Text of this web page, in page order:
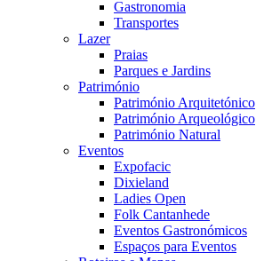
Gastronomia
Transportes
Lazer
Praias
Parques e Jardins
Património
Património Arquitetónico
Património Arqueológico
Património Natural
Eventos
Expofacic
Dixieland
Ladies Open
Folk Cantanhede
Eventos Gastronómicos
Espaços para Eventos